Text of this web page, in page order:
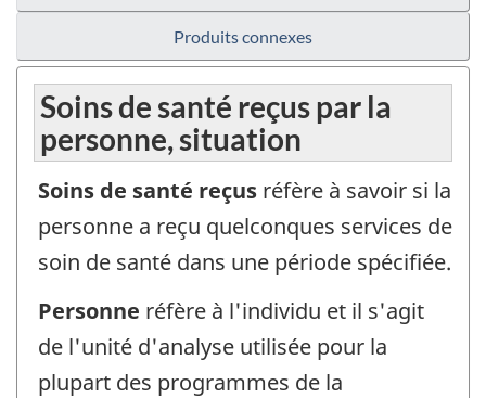
Produits connexes
Soins de santé reçus par la
personne, situation
Soins de santé reçus réfère à savoir si la
personne a reçu quelconques services de
soin de santé dans une période spécifiée.
Personne réfère à l'individu et il s'agit
de l'unité d'analyse utilisée pour la
plupart des programmes de la